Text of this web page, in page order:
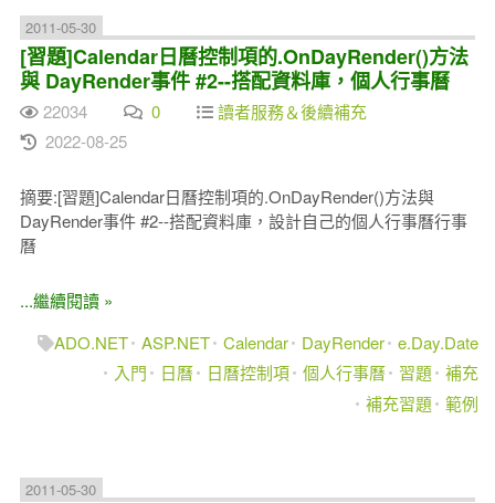
2011-05-30
[習題]Calendar日曆控制項的.OnDayRender()方法
與 DayRender事件 #2--搭配資料庫，個人行事曆
22034 0
讀者服務＆後續補充
2022-08-25
摘要:[習題]Calendar日曆控制項的.OnDayRender()方法與
DayRender事件 #2--搭配資料庫，設計自己的個人行事曆行事
曆
...繼續閱讀 »
ADO.NET ASP.NET Calendar DayRender e.Day.Date
入門
日曆 日曆控制項 個人行事曆 習題 補充
補充習題 範例
2011-05-30